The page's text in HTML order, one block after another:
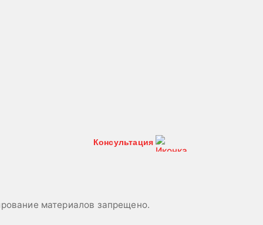
Консультация
материалов запрещено.